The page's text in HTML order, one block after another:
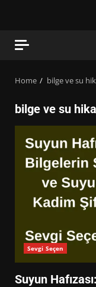
Home bilge ve su
bilge ve su
Sevgi Seçen
Suyun